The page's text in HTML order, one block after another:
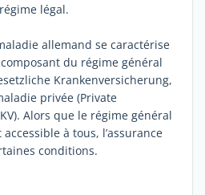
légal.
allemand se caractérise
du régime général
Krankenversicherung,
privée (Private
Alors que le régime général
à tous, l’assurance
conditions.